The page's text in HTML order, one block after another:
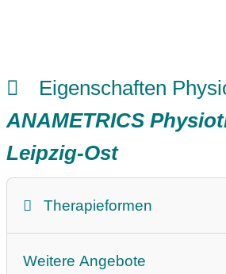
Eigenschaften
ANAMETRICS
Leipzig-Ost
Therapieformen
Weitere Angebote